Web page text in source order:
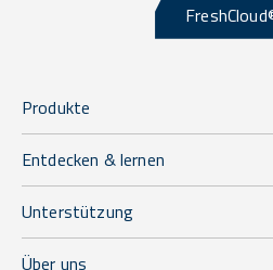
Produkte
Entdecken & lernen
Unterstützung
Über uns